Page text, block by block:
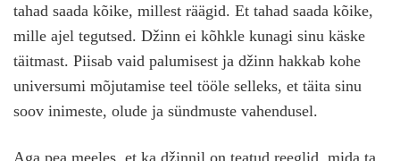
tahad saada kõike, millest räägid. Et tahad saada kõike,
mille ajel tegutsed. Džinn ei kõhkle kunagi sinu käske
täitmast. Piisab vaid palumisest ja džinn hakkab kohe
universumi mõjutamise teel tööle selleks, et täita sinu
soov inimeste, olude ja sündmuste vahendusel.
Aga pea meeles, et ka džinnil on teatud reeglid, mida ta